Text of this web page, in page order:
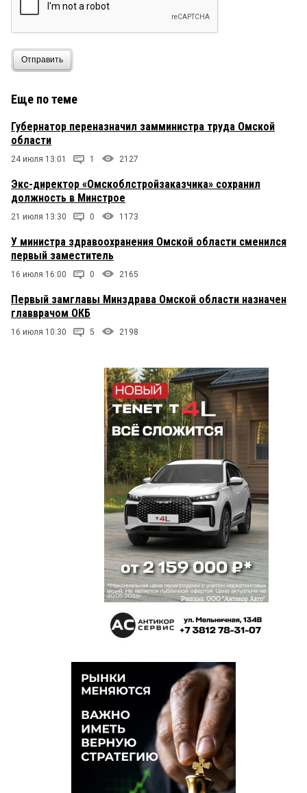
Отправить
Еще по теме
Губернатор переназначил замминистра труда Омской
области
24 июля 13:01 1 2127
Экс-директор «Омскоблстройзаказчика» сохранил
должность в Минстрое
21 июля 13:30 0 1173
У министра здравоохранения Омской области сменился
первый заместитель
16 июля 16:00 0 2165
Первый замглавы Минздрава Омской области назначен
главврачом ОКБ
16 июля 10:30 5 2198